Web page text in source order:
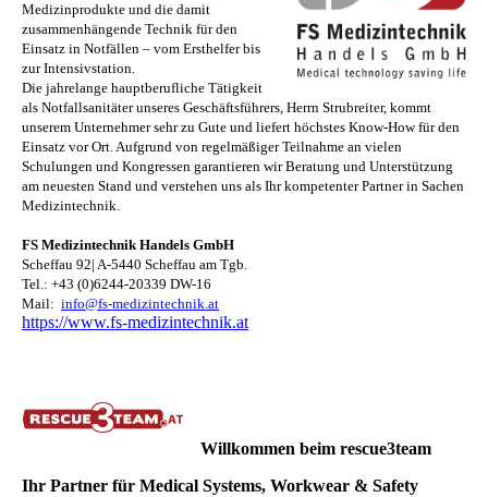
Medizinprodukte und die damit
zusammenhängende Technik für den
Einsatz in Notfällen – vom Ersthelfer bis
zur Intensivstation.
Die jahrelange hauptberufliche Tätigkeit
als Notfallsanitäter unseres Geschäftsführers, Herrn Strubreiter, kommt
unserem Unternehmer sehr zu Gute und liefert höchstes Know-How für den
Einsatz vor Ort. Aufgrund von regelmäßiger Teilnahme an vielen
Schulungen und Kongressen garantieren wir Beratung und Unterstützung
am neuesten Stand und verstehen uns als Ihr kompetenter Partner in Sachen
Medizintechnik.
FS MedizintechnikHandels GmbH
Scheffau 92| A-5440 Scheffau am Tgb.
Tel.: +43 (0)6244-20339 DW-16
Mail: info@fs-medizintechnik.at
https://www.fs-medizintechnik.at
Willkommen beim rescue3team
Ihr Partner für Medical Systems, Workwear & Safety